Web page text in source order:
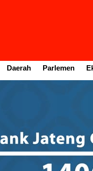
Daerah Parlemen